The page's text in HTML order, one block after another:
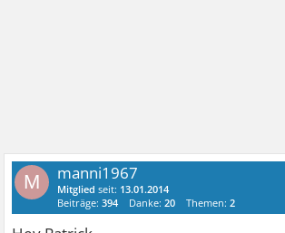
M manni1967
Mitglied seit: 13.01.2014
Beiträge:394 Danke:20 Themen:2